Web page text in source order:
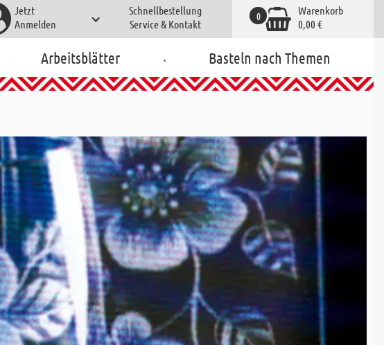
Jetzt
Anmelden
Schnellbestellung
Service & Kontakt
Warenkorb
0,00 €
0
Arbeitsblätter . Basteln nach Themen